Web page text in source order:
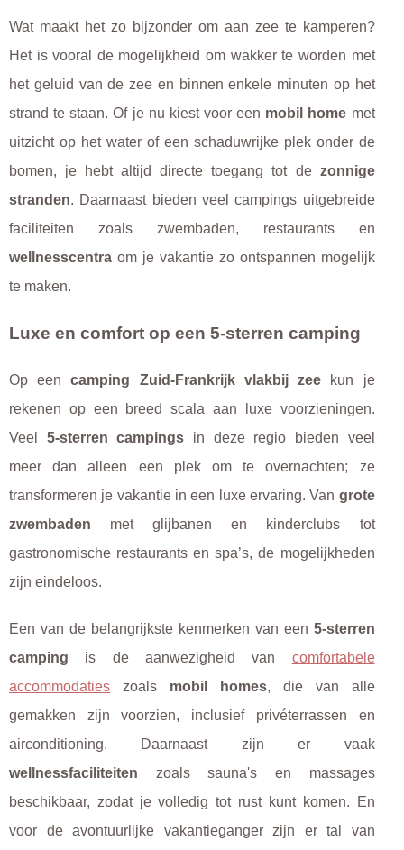
Wat maakt het zo bijzonder om aan zee te kamperen?
Het is vooral de mogelijkheid om wakker te worden met
het geluid van de zee en binnen enkele minuten op het
strand te staan. Of je nu kiest voor een mobil home met
uitzicht op het water of een schaduwrijke plek onder de
bomen, je hebt altijd directe toegang tot de zonnige
stranden. Daarnaast bieden veel campings uitgebreide
faciliteiten zoals zwembaden, restaurants en
wellnesscentra om je vakantie zo ontspannen mogelijk
te maken.
Luxe en comfort op een 5-sterren camping
Op eencamping Zuid-Frankrijk vlakbij zee kun je
rekenen op een breed scala aan luxe voorzieningen.
Veel 5-sterren campings in deze regio bieden veel
meer dan alleen een plek om te overnachten; ze
transformeren je vakantie in een luxe ervaring. Van grote
zwembaden met glijbanen en kinderclubs tot
gastronomische restaurants en spa’s, de mogelijkheden
zijn eindeloos.
Een van de belangrijkste kenmerken van een 5-sterren
camping is de aanwezigheid van comfortabele
accommodaties zoals mobil homes, die van alle
gemakken zijn voorzien, inclusief privéterrassen en
airconditioning. Daarnaast zijn er vaak
wellnessfaciliteiten zoals sauna's en massages
beschikbaar, zodat je volledig tot rust kunt komen. En
voor de avontuurlijke vakantieganger zijn er tal van